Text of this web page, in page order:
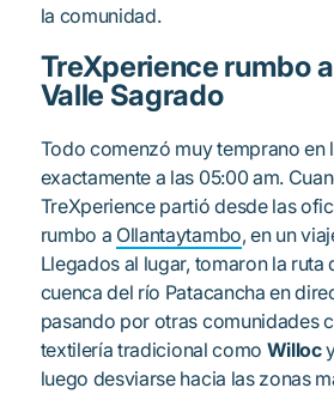
la comunidad.
TreXperience rumbo
Valle Sagrado
Todo comenzó muy temprano en
exactamente a las 05:00 am.
TreXperience partió desde las
rumbo a Ollantaytambo, en un
Llegados al lugar, tomaron la ruta
cuenca del río Patacancha en
pasando por otras comunidades
textilería tradicional como Willoc
luego desviarse hacia las zonas